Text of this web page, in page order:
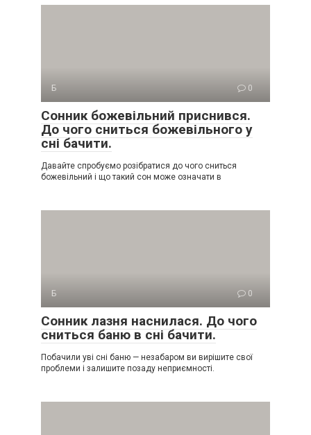
Б 0
Сонник божевільний приснився.
До чого сниться божевільного у
сні бачити.
Давайте спробуємо розібратися до чого сниться
божевільний і що такий сон може означати в
Б 0
Сонник лазня наснилася. До чого
сниться баню в сні бачити.
Побачили уві сні баню — незабаром ви вирішите свої
проблеми і залишите позаду неприємності.